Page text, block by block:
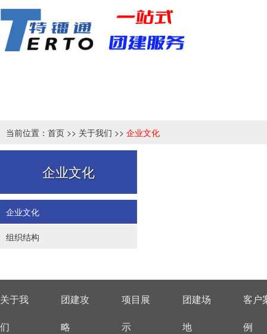
当前位置： 首页 >> 关于我们 >> 企业文化
企业文化
企业文化
组织结构
关于我
们
团建攻
略
项目展
示
团建场
地
客户
例